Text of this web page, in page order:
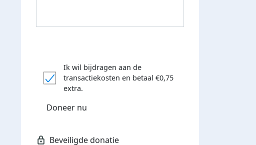
Donateurs bedankt
Ik wil bijdragen aan de
transactiekosten en betaal €0,75
extra.
Doneer nu